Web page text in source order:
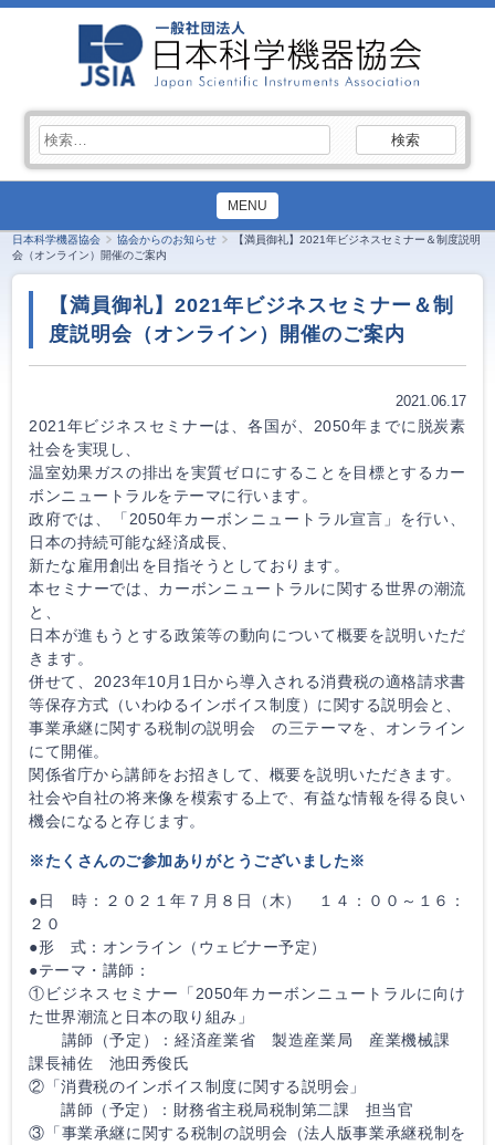
索:
MENU
日本科学機器協会 協会からのお知らせ
【満員御礼】2021年ビジネスセミナー＆制度説明
会（オンライン）開催のご案内
【満員御礼】2021年ビジネスセミナー＆制
度説明会（オンライン）開催のご案内
2021.06.17
2021年ビジネスセミナーは、各国が、2050年までに脱炭素
社会を実現し、
温室効果ガスの排出を実質ゼロにすることを目標とするカー
ボンニュートラルをテーマに行います。
政府では、「2050年カーボンニュートラル宣言」を行い、
日本の持続可能な経済成長、
新たな雇用創出を目指そうとしております。
本セミナーでは、カーボンニュートラルに関する世界の潮流
と、
日本が進もうとする政策等の動向について概要を説明いただ
きます。
併せて、2023年10月1日から導入される消費税の適格請求書
等保存方式（いわゆるインボイス制度）に関する説明会と、
事業承継に関する税制の説明会 の三テーマを、オンライン
にて開催。
関係省庁から講師をお招きして、概要を説明いただきます。
社会や自社の将来像を模索する上で、有益な情報を得る良い
機会になると存じます。
※たくさんのご参加ありがとうございました※
●日 時：２０２１年７月８日（木） １４：００～１６：
２０
●形 式：オンライン（ウェビナー予定）
●テーマ・講師：
①ビジネスセミナー「2050年カーボンニュートラルに向け
た世界潮流と日本の取り組み」
講師（予定）：経済産業省 製造産業局 産業機械課
課長補佐 池田秀俊氏
②「消費税のインボイス制度に関する説明会」
講師（予定）：財務省主税局税制第二課 担当官
③「事業承継に関する税制の説明会（法人版事業承継税制を